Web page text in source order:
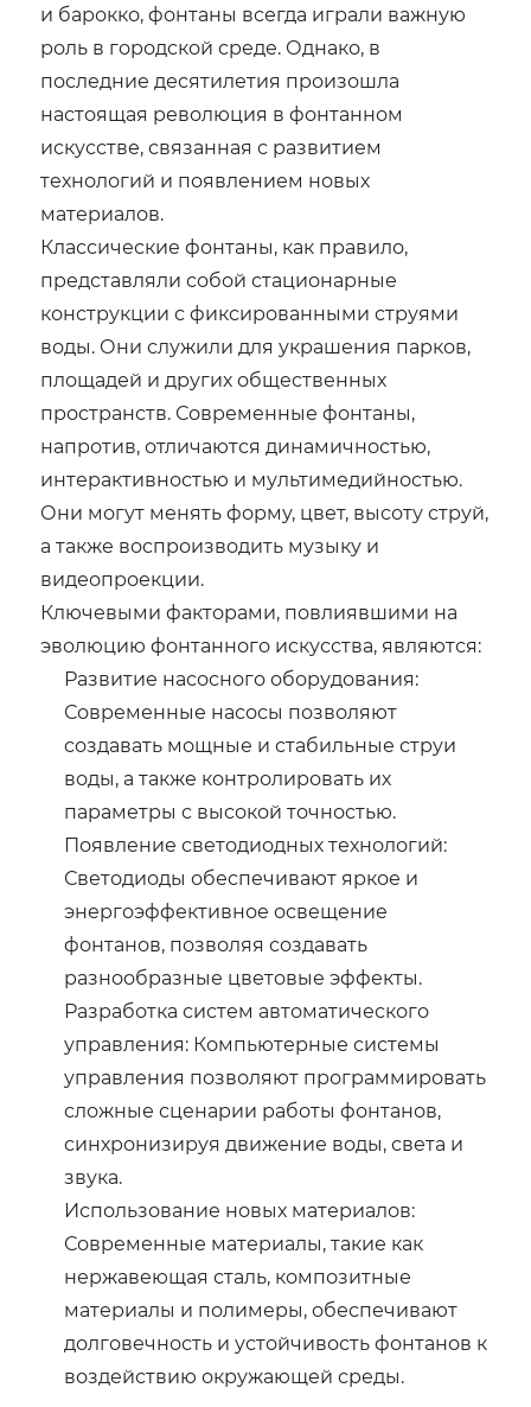
и барокко, фонтаны всегда играли важную
роль в городской среде. Однако, в
последние десятилетия произошла
настоящая революция в фонтанном
искусстве, связанная с развитием
технологий и появлением новых
материалов.
Классические фонтаны, как правило,
представляли собой стационарные
конструкции с фиксированными струями
воды. Они служили для украшения парков,
площадей и других общественных
пространств. Современные фонтаны,
напротив, отличаются динамичностью,
интерактивностью и мультимедийностью.
Они могут менять форму, цвет, высоту струй,
а также воспроизводить музыку и
видеопроекции.
Ключевыми факторами, повлиявшими на
эволюцию фонтанного искусства, являются:
Развитие насосного оборудования:
Современные насосы позволяют
создавать мощные и стабильные струи
воды, а также контролировать их
параметры с высокой точностью.
Появление светодиодных технологий:
Светодиоды обеспечивают яркое и
энергоэффективное освещение
фонтанов, позволяя создавать
разнообразные цветовые эффекты.
Разработка систем автоматического
управления: Компьютерные системы
управления позволяют программировать
сложные сценарии работы фонтанов,
синхронизируя движение воды, света и
звука.
Использование новых материалов:
Современные материалы, такие как
нержавеющая сталь, композитные
материалы и полимеры, обеспечивают
долговечность и устойчивость фонтанов к
воздействию окружающей среды.